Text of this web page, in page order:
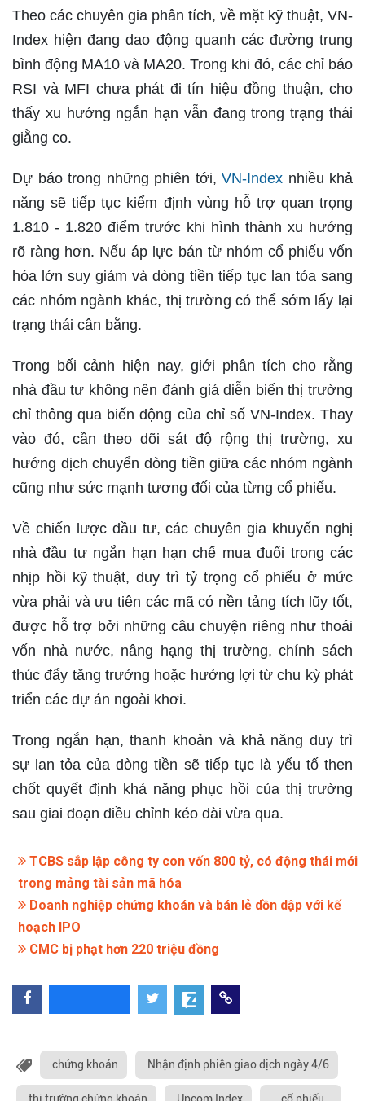
Theo các chuyên gia phân tích, về mặt kỹ thuật, VN-
Index hiện đang dao động quanh các đường trung
bình động MA10 và MA20. Trong khi đó, các chỉ báo
RSI và MFI chưa phát đi tín hiệu đồng thuận, cho
thấy xu hướng ngắn hạn vẫn đang trong trạng thái
giằng co.
Dự báo trong những phiên tới, VN-Index nhiều khả
năng sẽ tiếp tục kiểm định vùng hỗ trợ quan trọng
1.810 - 1.820 điểm trước khi hình thành xu hướng
rõ ràng hơn. Nếu áp lực bán từ nhóm cổ phiếu vốn
hóa lớn suy giảm và dòng tiền tiếp tục lan tỏa sang
các nhóm ngành khác, thị trường có thể sớm lấy lại
trạng thái cân bằng.
Trong bối cảnh hiện nay, giới phân tích cho rằng
nhà đầu tư không nên đánh giá diễn biến thị trường
chỉ thông qua biến động của chỉ số VN-Index. Thay
vào đó, cần theo dõi sát độ rộng thị trường, xu
hướng dịch chuyển dòng tiền giữa các nhóm ngành
cũng như sức mạnh tương đối của từng cổ phiếu.
Về chiến lược đầu tư, các chuyên gia khuyến nghị
nhà đầu tư ngắn hạn hạn chế mua đuổi trong các
nhịp hồi kỹ thuật, duy trì tỷ trọng cổ phiếu ở mức
vừa phải và ưu tiên các mã có nền tảng tích lũy tốt,
được hỗ trợ bởi những câu chuyện riêng như thoái
vốn nhà nước, nâng hạng thị trường, chính sách
thúc đẩy tăng trưởng hoặc hưởng lợi từ chu kỳ phát
triển các dự án ngoài khơi.
Trong ngắn hạn, thanh khoản và khả năng duy trì
sự lan tỏa của dòng tiền sẽ tiếp tục là yếu tố then
chốt quyết định khả năng phục hồi của thị trường
sau giai đoạn điều chỉnh kéo dài vừa qua.
TCBS sắp lập công ty con vốn 800 tỷ, có động thái mới
trong mảng tài sản mã hóa
Doanh nghiệp chứng khoán và bán lẻ dồn dập với kế
hoạch IPO
CMC bị phạt hơn 220 triệu đồng
chứng khoán Nhận định phiên giao dịch ngày 4/6